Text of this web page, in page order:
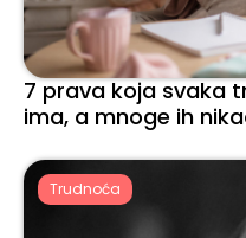
7 prava koja svaka
ima, a mnoge ih
Trudnoća